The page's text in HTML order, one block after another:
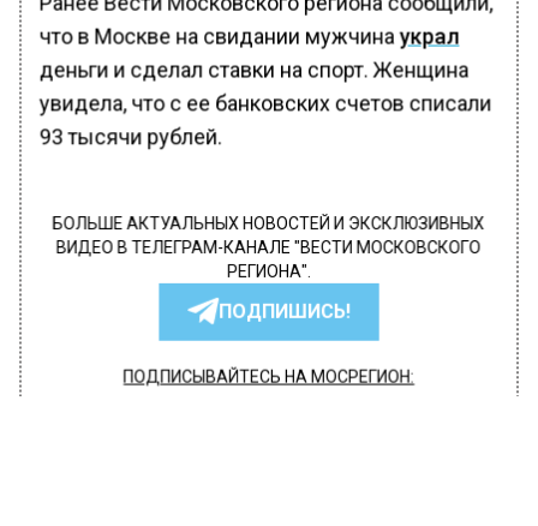
что в Москве на свидании мужчинаукрал
деньги и сделал ставки на спорт. Женщина
увидела, что с ее банковских счетов списали
93 тысячи рублей.
БОЛЬШЕ АКТУАЛЬНЫХ НОВОСТЕЙ И ЭКСКЛЮЗИВНЫХ
ВИДЕО В ТЕЛЕГРАМ-КАНАЛЕ "ВЕСТИ МОСКОВСКОГО
РЕГИОНА".
ПОДПИШИСЬ!
ПОДПИСЫВАЙТЕСЬ НА МОСРЕГИОН: